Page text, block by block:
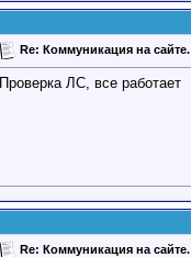
Re: Коммуникация на сайте.
Проверка ЛС, все работает
Re: Коммуникация на сайте.